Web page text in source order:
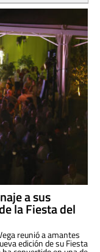
a sus
la Fiesta del
reunió a amantes
edición de su Fiesta